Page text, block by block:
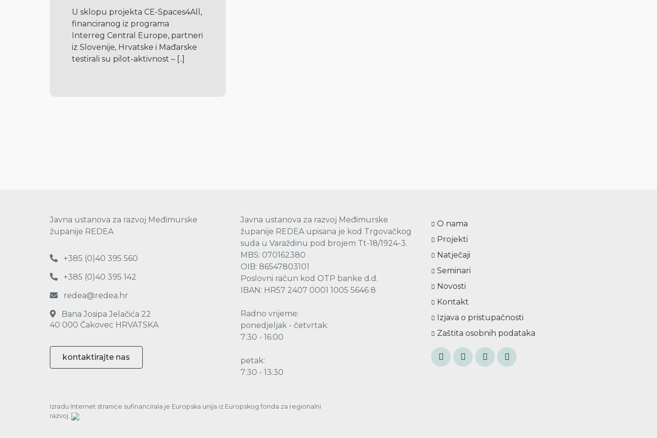
U sklopu projekta CE-Spaces4All,
financiranog iz programa
Interreg Central Europe, partneri
iz Slovenije, Hrvatske i Mađarske
testirali su pilot-aktivnost – [..]
Javna ustanova za razvoj Međimurske
županije REDEA
+385 (0)40 395 560
+385 (0)40 395 142
redea@redea.hr
Bana Josipa Jelačića 22
40 000 Čakovec HRVATSKA
kontaktirajte nas
Javna ustanova za razvoj Međimurske
županije REDEA upisana je kod Trgovačkog
suda u Varaždinu pod brojem Tt-18/1924-3.
MBS: 070162380
OIB: 86547803101
Poslovni račun kod OTP banke d.d.
IBAN: HR57 2407 0001 1005 5646 8
Radno vrijeme:
ponedjeljak - četvrtak:
7:30 - 16:00
petak:
7:30 - 13:30
O nama
Projekti
Natječaji
Seminari
Novosti
Kontakt
Izjava o pristupačnosti
Zaštita osobnih podataka
Izradu Internet stranice sufinancirala je Europska unija iz Europskog fonda za regionalni
razvoj.